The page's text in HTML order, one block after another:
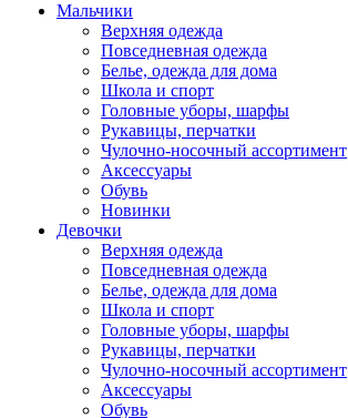
Мальчики
Верхняя одежда
Повседневная одежда
Белье, одежда для дома
Школа и спорт
Головные уборы, шарфы
Рукавицы, перчатки
Чулочно-носочный ассортимент
Аксессуары
Обувь
Новинки
Девочки
Верхняя одежда
Повседневная одежда
Белье, одежда для дома
Школа и спорт
Головные уборы, шарфы
Рукавицы, перчатки
Чулочно-носочный ассортимент
Аксессуары
Обувь